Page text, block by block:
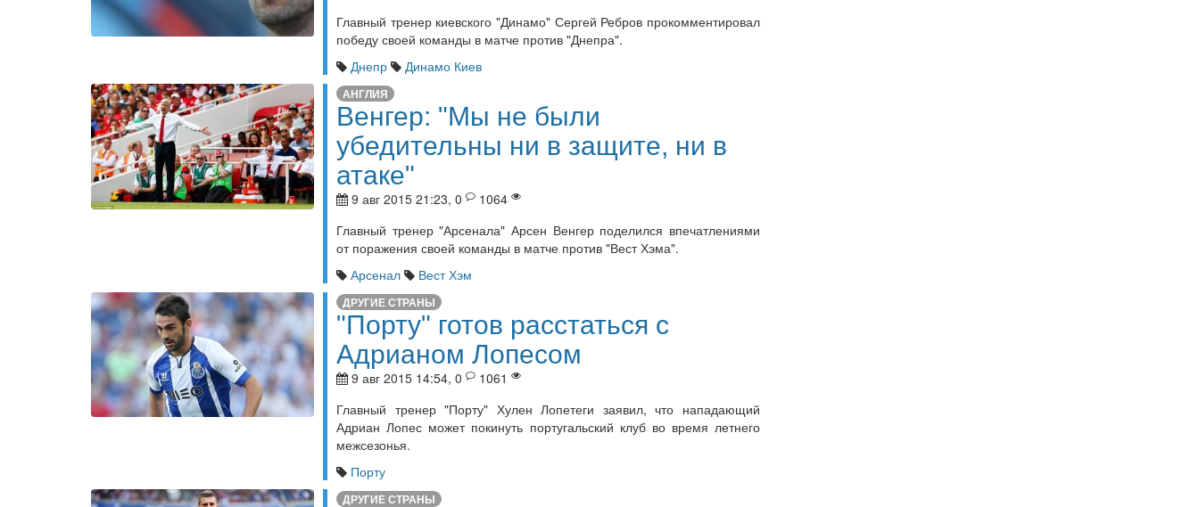
Главный тренер киевского "Динамо" Сергей Ребров прокомментировал
победу своей команды в матче против "Днепра".
Днепр
Динамо Киев
АНГЛИЯ
Венгер: "Мы не были
убедительны ни в защите, ни в
атаке"
9 авг 2015 21:23, 0
1064
Главный тренер "Арсенала" Арсен Венгер поделился впечатлениями
от поражения своей команды в матче против "Вест Хэма".
Арсенал
Вест Хэм
ДРУГИЕ СТРАНЫ
"Порту" готов расстаться с
Адрианом Лопесом
9 авг 2015 14:54, 0
1061
Главный тренер "Порту" Хулен Лопетеги заявил, что нападающий
Адриан Лопес может покинуть португальский клуб во время летнего
межсезонья.
Порту
ДРУГИЕ СТРАНЫ